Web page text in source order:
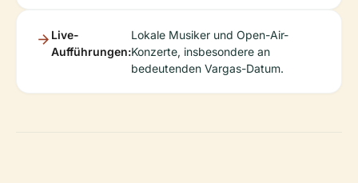
Live-
Aufführungen:
Lokale Musiker und Open-Air-
Konzerte, insbesondere an
bedeutenden Vargas-Datum.